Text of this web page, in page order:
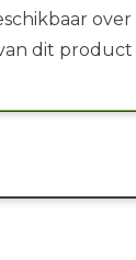
over
dit product